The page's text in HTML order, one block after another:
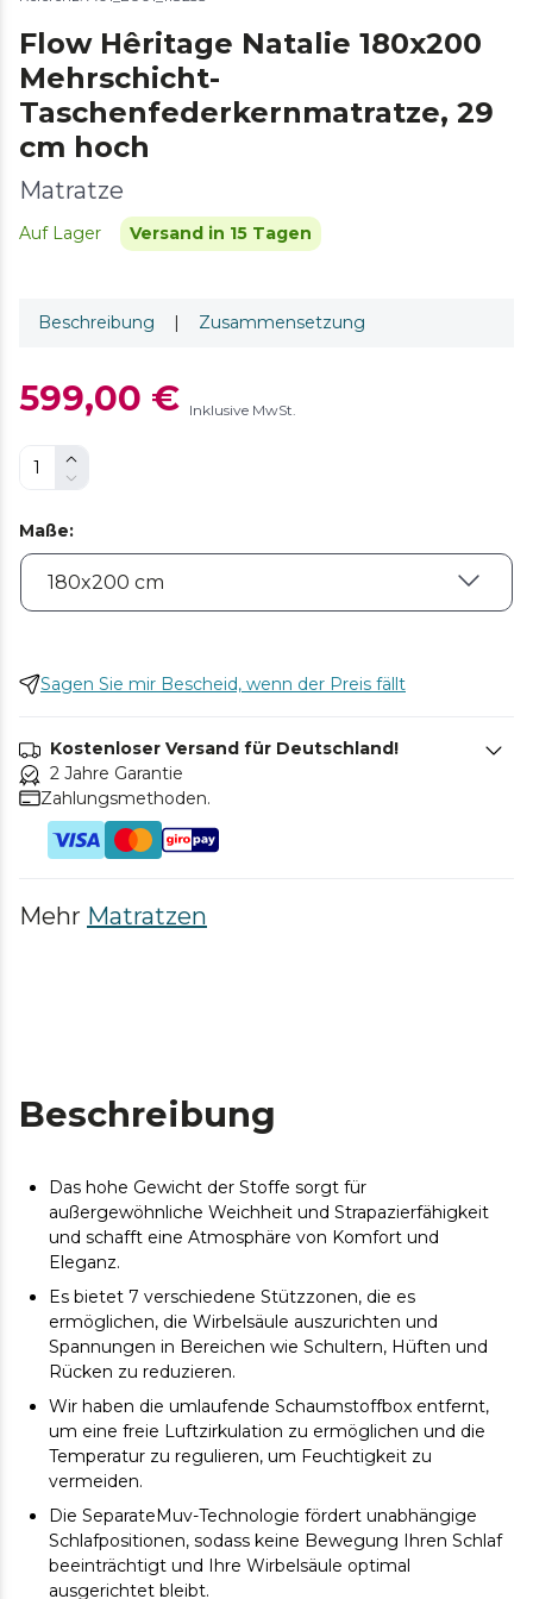
Flow Hêritage Natalie 180x200
Mehrschicht-
Taschenfederkernmatratze, 29
cm hoch
Matratze
Auf Lager Versand in 15 Tagen
Beschreibung | Zusammensetzung
599,00 € Inklusive MwSt.
Maße:
Sagen Sie mir Bescheid, wenn der Preis fällt
Kostenloser Versand für Deutschland!
2 Jahre Garantie
Zahlungsmethoden.
Mehr Matratzen
Beschreibung
Das hohe Gewicht der Stoffe sorgt für
außergewöhnliche Weichheit und Strapazierfähigkeit
und schafft eine Atmosphäre von Komfort und
Eleganz.
Es bietet 7 verschiedene Stützzonen, die es
ermöglichen, die Wirbelsäule auszurichten und
Spannungen in Bereichen wie Schultern, Hüften und
Rücken zu reduzieren.
Wir haben die umlaufende Schaumstoffbox entfernt,
um eine freie Luftzirkulation zu ermöglichen und die
Temperatur zu regulieren, um Feuchtigkeit zu
vermeiden.
Die SeparateMuv-Technologie fördert unabhängige
Schlafpositionen, sodass keine Bewegung Ihren Schlaf
beeinträchtigt und Ihre Wirbelsäule optimal
ausgerichtet bleibt.